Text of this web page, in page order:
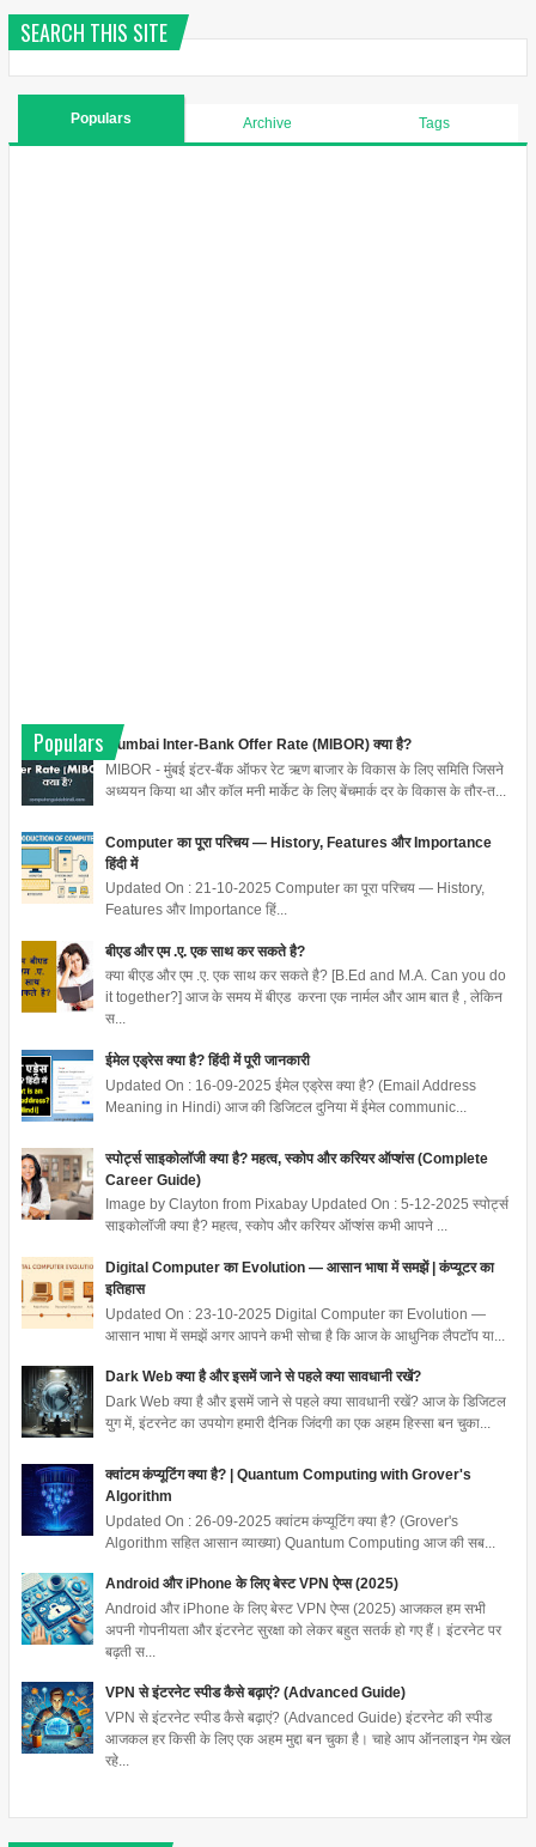
SEARCH THIS SITE
Populars Archive Tags
Populars
Mumbai Inter-Bank Offer Rate (MIBOR) क्या है?
MIBOR - मुंबई इंटर-बैंक ऑफर रेट ऋण बाजार के विकास के लिए समिति जिसने
अध्ययन किया था और कॉल मनी मार्केट के लिए बेंचमार्क दर के विकास के तौर-त...
Computer का पूरा परिचय — History, Features और Importance
हिंदी में
Updated On : 21-10-2025 Computer का पूरा परिचय — History,
Features और Importance हिं...
बीएड और एम .ए. एक साथ कर सकते है?
क्या बीएड और एम .ए. एक साथ कर सकते है? [B.Ed and M.A. Can you do
it together?] आज के समय में बीएड करना एक नार्मल और आम बात है , लेकिन
स...
ईमेल एड्रेस क्या है? हिंदी में पूरी जानकारी
Updated On : 16-09-2025 ईमेल एड्रेस क्या है? (Email Address
Meaning in Hindi) आज की डिजिटल दुनिया में ईमेल communic...
स्पोर्ट्स साइकोलॉजी क्या है? महत्व, स्कोप और करियर ऑप्शंस (Complete
Career Guide)
Image by Clayton from Pixabay Updated On : 5-12-2025 स्पोर्ट्स
साइकोलॉजी क्या है? महत्व, स्कोप और करियर ऑप्शंस कभी आपने ...
Digital Computer का Evolution — आसान भाषा में समझें | कंप्यूटर का
इतिहास
Updated On : 23-10-2025 Digital Computer का Evolution —
आसान भाषा में समझें अगर आपने कभी सोचा है कि आज के आधुनिक लैपटॉप या...
Dark Web क्या है और इसमें जाने से पहले क्या सावधानी रखें?
Dark Web क्या है और इसमें जाने से पहले क्या सावधानी रखें? आज के डिजिटल
युग में, इंटरनेट का उपयोग हमारी दैनिक जिंदगी का एक अहम हिस्सा बन चुका...
क्वांटम कंप्यूटिंग क्या है? | Quantum Computing with Grover's
Algorithm
Updated On : 26-09-2025 क्वांटम कंप्यूटिंग क्या है? (Grover's
Algorithm सहित आसान व्याख्या) Quantum Computing आज की सब...
Android और iPhone के लिए बेस्ट VPN ऐप्स (2025)
Android और iPhone के लिए बेस्ट VPN ऐप्स (2025) आजकल हम सभी
अपनी गोपनीयता और इंटरनेट सुरक्षा को लेकर बहुत सतर्क हो गए हैं। इंटरनेट पर
बढ़ती स...
VPN से इंटरनेट स्पीड कैसे बढ़ाएं? (Advanced Guide)
VPN से इंटरनेट स्पीड कैसे बढ़ाएं? (Advanced Guide) इंटरनेट की स्पीड
आजकल हर किसी के लिए एक अहम मुद्दा बन चुका है। चाहे आप ऑनलाइन गेम खेल
रहे...